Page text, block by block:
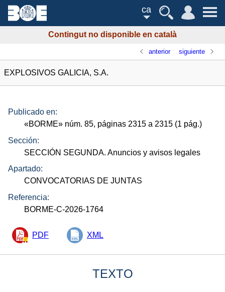
ca
Contingut no disponible en català
anterior siguiente
EXPLOSIVOS GALICIA, S.A.
Publicado en:
«BORME» núm. 85, páginas 2315 a 2315 (1 pág.)
Sección:
SECCIÓN SEGUNDA. Anuncios y avisos legales
Apartado:
CONVOCATORIAS DE JUNTAS
Referencia:
BORME-C-2026-1764
PDF XML
TEXTO